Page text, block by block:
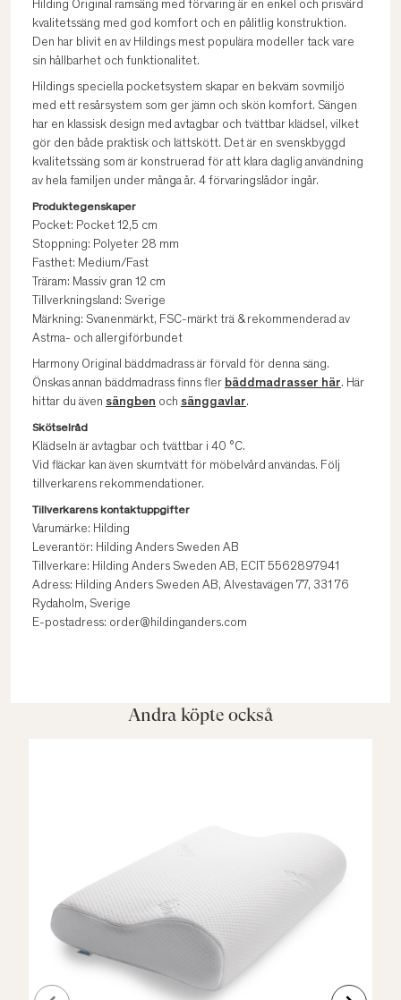
Hilding Original ramsäng med förvaring är en enkel och prisvärd
kvalitetssäng med god komfort och en pålitlig konstruktion.
Den har blivit en av Hildings mest populära modeller tack vare
sin hållbarhet och funktionalitet.
Hildings speciella pocketsystem skapar en bekväm sovmiljö
med ett resårsystem som ger jämn och skön komfort. Sängen
har en klassisk design med avtagbar och tvättbar klädsel, vilket
gör den både praktisk och lättskött. Det är en svenskbyggd
kvalitetssäng som är konstruerad för att klara daglig användning
av hela familjen under många år. 4 förvaringslådor ingår.
Produktegenskaper
Pocket: Pocket 12,5 cm
Stoppning: Polyeter 28 mm
Fasthet: Medium/Fast
Träram: Massiv gran 12 cm
Tillverkningsland: Sverige
Märkning: Svanenmärkt, FSC-märkt trä & rekommenderad av
Astma- och allergiförbundet
Harmony Original bäddmadrass är förvald för denna säng.
Önskas annan bäddmadrass finns fler bäddmadrasser här. Här
hittar du även sängben och sänggavlar.
Skötselråd
Klädseln är avtagbar och tvättbar i 40 °C.
Vid fläckar kan även skumtvätt för möbelvård användas. Följ
tillverkarens rekommendationer.
Tillverkarens kontaktuppgifter
Varumärke: Hilding
Leverantör: Hilding Anders Sweden AB
Tillverkare: Hilding Anders Sweden AB, ECIT 5562897941
Adress: Hilding Anders Sweden AB, Alvestavägen 77, 331 76
Rydaholm, Sverige
E-postadress: order@hildinganders.com
Andra köpte också